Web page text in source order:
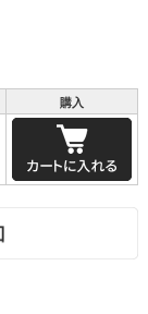
購入